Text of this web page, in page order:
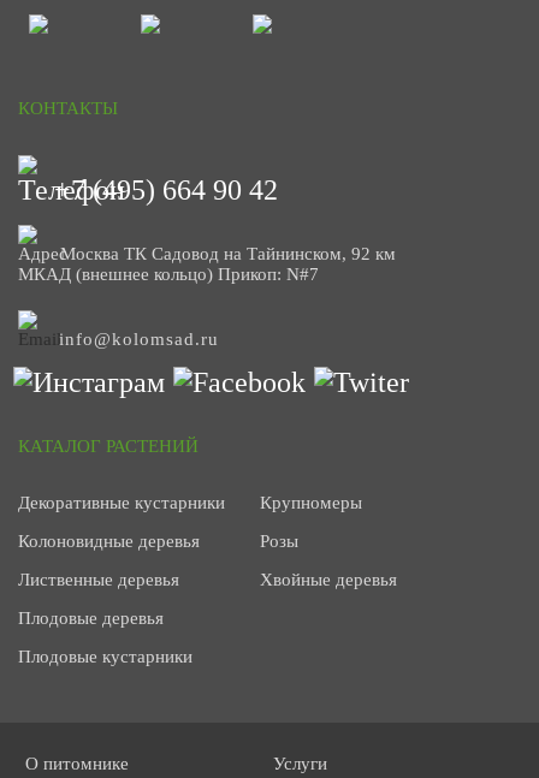
КОНТАКТЫ
+7 (495) 664 90 42
Москва ТК Садовод на Тайнинском, 92 км
МКАД (внешнее кольцо) Прикоп: N#7
info@kolomsad.ru
КАТАЛОГ РАСТЕНИЙ
Декоративные кустарники
Колоновидные деревья
Лиственные деревья
Плодовые деревья
Плодовые кустарники
Крупномеры
Розы
Хвойные деревья
О питомнике
Услуги